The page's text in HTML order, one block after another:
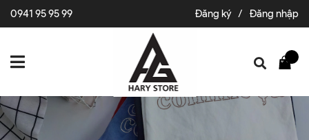
0941 95 95 99 Đăng ký / Đăng nhập